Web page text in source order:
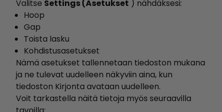
Valitse Settings (Asetukset ) nähdäksesi:
Hoop
Gap
Toista lasku
Kohdistusasetukset
Nämä asetukset tallennetaan tiedoston mukana
ja ne tulevat uudelleen näkyviin aina, kun
tiedoston Kirjonta avataan uudelleen.
Voit tarkastella näitä tietoja myös seuraavilla